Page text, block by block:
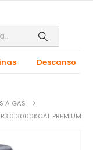
Descanso
A GAS
3000KCAL PREMIUM